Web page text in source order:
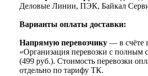
Деловые Линии, ПЭК, Байкал
Варианты оплаты доставки:
Напрямую перевозчику — в счёте
«Организация перевозки с полным
(499 руб.). Стоимость перевозки
отдельно по тарифу ТК.